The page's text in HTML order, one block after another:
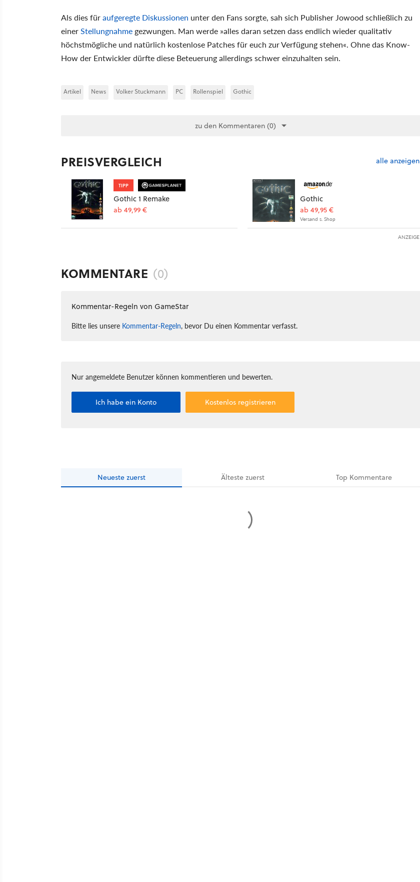
Als dies füraufgeregte Diskussionen unter den Fans sorgte, sah sich Publisher Jowood schließlich zu
einerStellungnahme gezwungen. Man werde »alles daran setzen dass endlich wieder qualitativ
höchstmögliche und natürlich kostenlose Patches für euch zur Verfügung stehen«. Ohne das Know-
How der Entwickler dürfte diese Beteuerung allerdings schwer einzuhalten sein.
Artikel News Volker Stuckmann PC Rollenspiel Gothic
zu den Kommentaren (0)
PREISVERGLEICH alle anzeigen
TIPP
Gothic 1 Remake
ab 49,99 €
Gothic
ab 49,95 €
Versand s. Shop
ANZEIGE
KOMMENTARE (0)
Kommentar-Regeln von GameStar
Bitte lies unsere Kommentar-Regeln, bevor Du einen Kommentar verfasst.
Nur angemeldete Benutzer können kommentieren und bewerten.
Ich habe ein Konto Kostenlos registrieren
Neueste zuerst Ältestezuerst Top Kommentare